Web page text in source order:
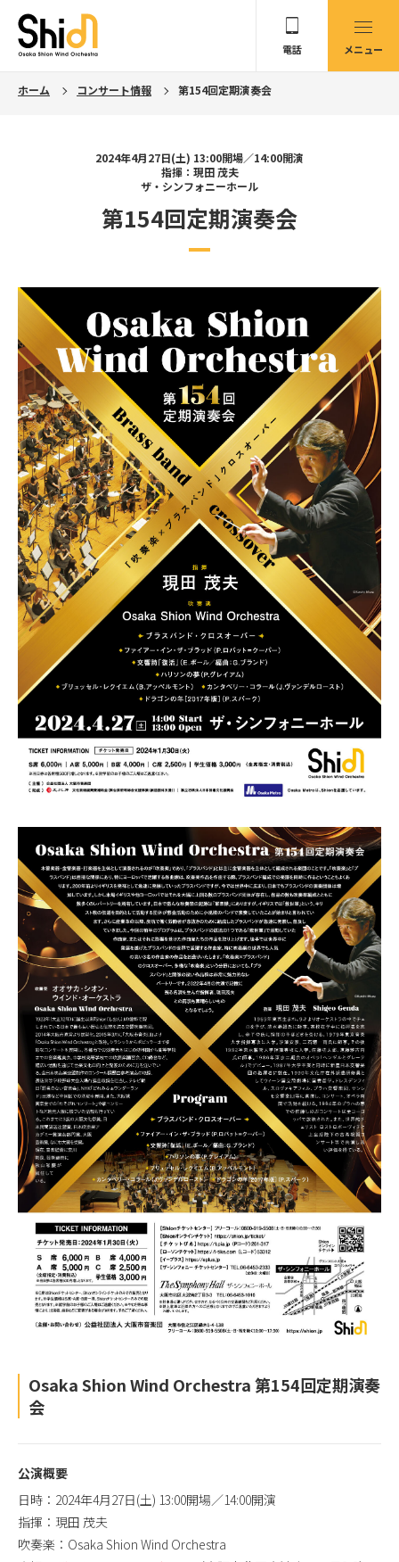
メニュー
電話
ホーム コンサート情報 第154回定期演奏会
2024年4月27日(土) 13:00開場／14:00開演
指揮：現田 茂夫
ザ・シンフォニーホール
第154回定期演奏会
Osaka Shion Wind Orchestra 第154回定期演奏
会
公演概要
日時：2024年4月27日(土) 13:00開場／14:00開演
指揮：現田 茂夫
吹奏楽：Osaka Shion Wind Orchestra